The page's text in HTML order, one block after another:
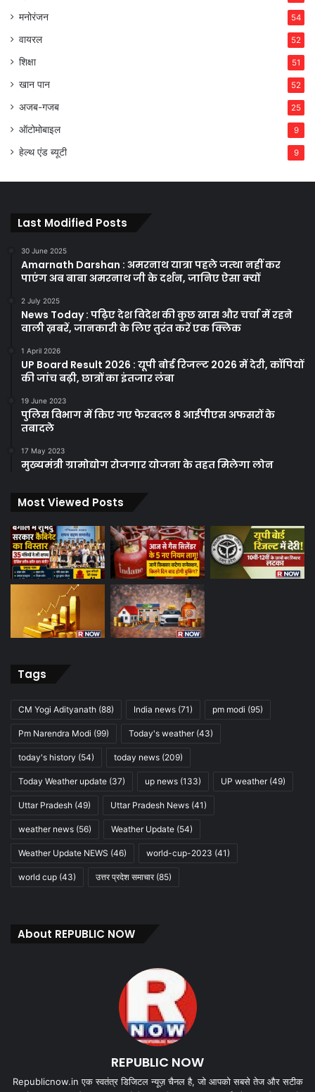
मनोरंजन 54
वायरल 52
शिक्षा 51
खान पान 52
अजब-गजब 25
ऑटोमोबाइल 9
हेल्थ एंड ब्यूटी 9
Last Modified Posts
30 June 2025
Amarnath Darshan : अमरनाथ यात्रा पहले जत्था नहीं कर
पाएंग अब बाबा अमरनाथ जी के दर्शन, जानिए ऐसा क्यों
2 July 2025
News Today : पढ़िए देश विदेश की कुछ खास और चर्चा में रहने
वाली ख़बरें, जानकारी के लिए तुरंत करें एक क्लिक
1 April 2026
UP Board Result 2026 : यूपी बोर्ड रिजल्ट 2026 में देरी, कॉपियों
की जांच बढ़ी, छात्रों का इंतजार लंबा
19 June 2023
पुलिस विभाग में किए गए फेरबदल 8 आईपीएस अफसरों के
तबादले
17 May 2023
मुख्यमंत्री ग्रामोद्योग रोजगार योजना के तहत मिलेगा लोन
Most Viewed Posts
Tags
CM Yogi Adityanath (88) India news (71) pm modi (95)
Pm Narendra Modi (99) Today's weather(43)
today's history (54) today news (209)
Today Weather update (37) up news (133) UP weather(49)
Uttar Pradesh (49) Uttar Pradesh News (41)
weather news (56) Weather Update (54)
Weather Update NEWS (46) world-cup-2023 (41)
world cup (43) उत्तर प्रदेश समाचार(85)
About REPUBLIC NOW
REPUBLIC NOW
Republicnow.in एक स्वतंत्र डिजिटल न्यूज़ चैनल है, जो आपको सबसे तेज और सटीक